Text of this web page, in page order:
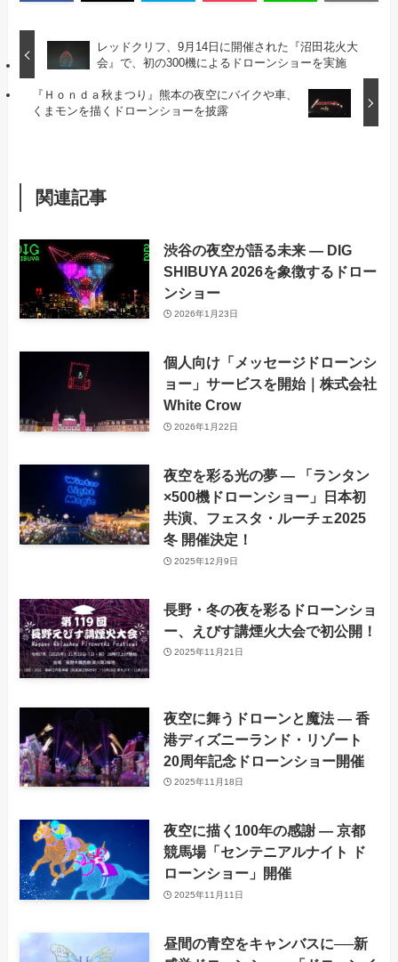
レッドクリフ、9月14日に開催された『沼田花火大
会』で、初の300機によるドローンショーを実施
『Ｈｏｎｄａ秋まつり』熊本の夜空にバイクや車、
くまモンを描くドローンショーを披露
関連記事
渋谷の夜空が語る未来 ― DIG
SHIBUYA 2026を象徴するドロー
ンショー
2026年1月23日
個人向け「メッセージドローンシ
ョー」サービスを開始｜株式会社
White Crow
2026年1月22日
夜空を彩る光の夢 ― 「ランタン
×500機ドローンショー」日本初
共演、フェスタ・ルーチェ2025
冬 開催決定！
2025年12月9日
長野・冬の夜を彩るドローンショ
ー、えびす講煙火大会で初公開！
2025年11月21日
夜空に舞うドローンと魔法 ― 香
港ディズニーランド・リゾート
20周年記念ドローンショー開催
2025年11月18日
夜空に描く100年の感謝 ― 京都
競馬場「センテニアルナイト ド
ローンショー」開催
2025年11月11日
昼間の青空をキャンバスに──新